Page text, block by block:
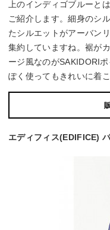
上のインディゴブルーと
ご紹介します。細身のシ
たシルエットがアーバン
集約していますね。裾が
ージ風なのがSAKIDORI
ぽく使ってもきれいに着こ
エディフィス(EDIFICE)